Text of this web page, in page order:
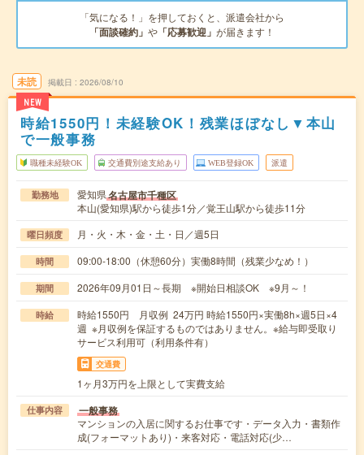
「気になる！」を押しておくと、派遣会社から
「面談確約」 や 「応募歓迎」 が届きます！
未読
NEW
掲載日 2026/08/10
時給1550円！未経験OK！残業ほぼなし▼本山
で一般事務
職種未経験OK 交通費別途支給あり WEB登録OK 派遣
勤務地 愛知県名古屋市千種区
本山(愛知県)駅から徒歩1分／覚王山駅から徒歩11分
曜日頻度 月・火・木・金・土・日／週5日
時間 09:00-18:00（休憩60分）実働8時間（残業少なめ！）
期間 2026年09月01日～長期 ※開始日相談OK ※9月～！
時給
時給1550円 月収例 24万円 時給1550円×実働8h×週5日×4
週 ※月収例を保証するものではありません。※給与即受取り
サービス利用可（利用条件有）
交通費
1ヶ月3万円を上限として実費支給
仕事内容 一般事務
マンションの入居に関するお仕事です・データ入力・書類作
成(フォーマットあり)・来客対応・電話対応(少…